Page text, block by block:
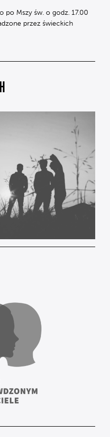
po Mszy św. o godz. 17.00
przez świeckich